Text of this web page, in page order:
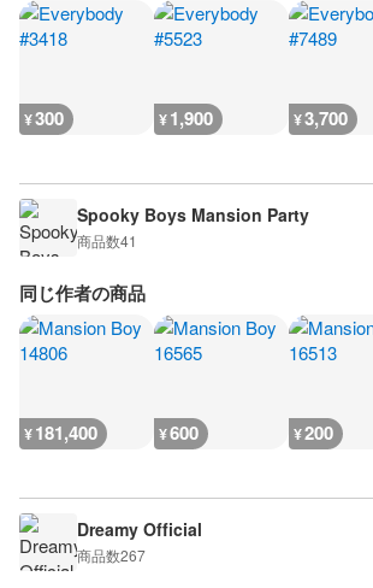
¥300 ¥1,900 ¥3,700
Spooky Boys Mansion Party
商品数41
同じ作者の商品
¥181,400 ¥600 ¥200
Dreamy Official
商品数267